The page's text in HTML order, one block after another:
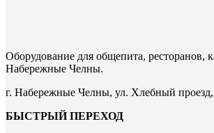
Оборудование для общепита, ресторанов,
Набережные Челны.
г. Набережные Челны, ул. Хлебный
БЫСТРЫЙ ПЕРЕХОД